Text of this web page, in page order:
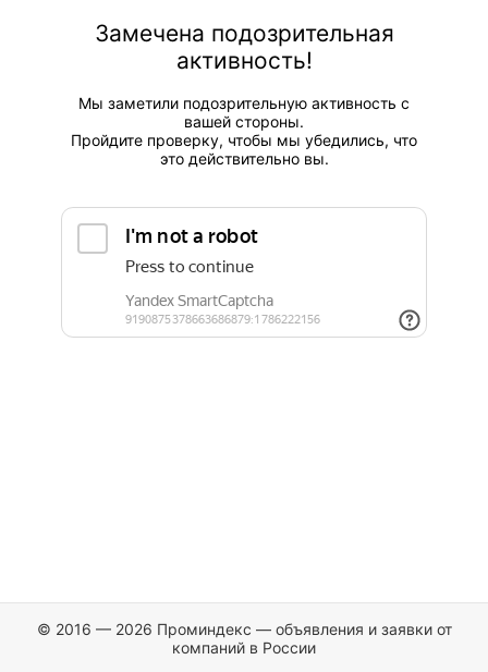
Замечена подозрительная
активность!
Мы заметили подозрительную активность с
вашей стороны.
Пройдите проверку, чтобы мы убедились, что
это действительно вы.
© 2016 — 2026 Проминдекс — объявления и заявки от
компаний в России